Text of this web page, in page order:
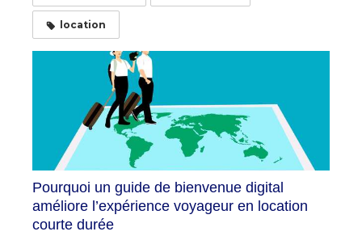
location
Pourquoi un guide de bienvenue digital
améliore l’expérience voyageur en location
courte durée